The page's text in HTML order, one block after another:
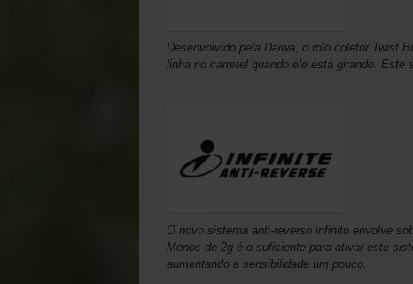
Desenvolvido pela Daiwa, o rolo coletor Twist
linha no carretel quando ele está girando. Este
O novo sistema anti-reverso infinito envolve
Menos de 2g é o suficiente para ativar este
aumentando a sensibilidade um pouco.